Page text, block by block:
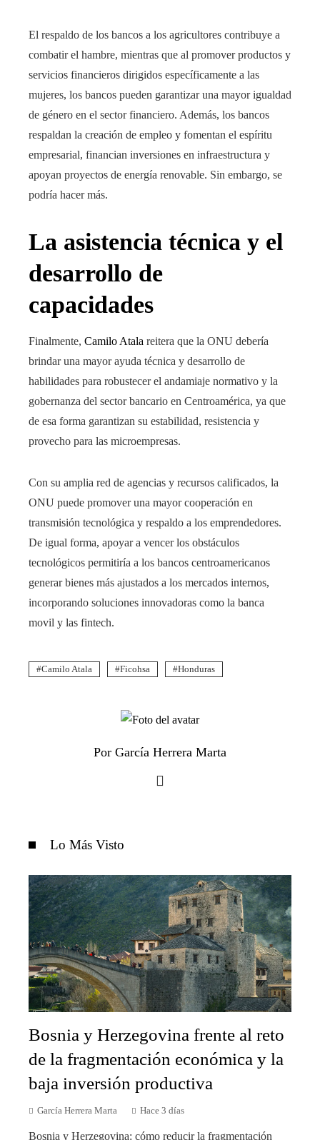
El respaldo de los bancos a los agricultores contribuye a
combatir el hambre, mientras que al promover productos y
servicios financieros dirigidos específicamente a las
mujeres, los bancos pueden garantizar una mayor igualdad
de género en el sector financiero. Además, los bancos
respaldan la creación de empleo y fomentan el espíritu
empresarial, financian inversiones en infraestructura y
apoyan proyectos de energía renovable. Sin embargo, se
podría hacer más.
La asistencia técnica y el
desarrollo de
capacidades
Finalmente, Camilo Atala reitera que la ONU debería
brindar una mayor ayuda técnica y desarrollo de
habilidades para robustecer el andamiaje normativo y la
gobernanza del sector bancario en Centroamérica, ya que
de esa forma garantizan su estabilidad, resistencia y
provecho para las microempresas.
Con su amplia red de agencias y recursos calificados, la
ONU puede promover una mayor cooperación en
transmisión tecnológica y respaldo a los emprendedores.
De igual forma, apoyar a vencer los obstáculos
tecnológicos permitiría a los bancos centroamericanos
generar bienes más ajustados a los mercados internos,
incorporando soluciones innovadoras como la banca
movil y las fintech.
Camilo Atala Ficohsa Honduras
Por García Herrera Marta
Lo Más Visto
Bosnia y Herzegovina frente al reto
de la fragmentación económica y la
baja inversión productiva
García Herrera Marta Hace 3 días
Bosnia y Herzegovina: cómo reducir la fragmentación